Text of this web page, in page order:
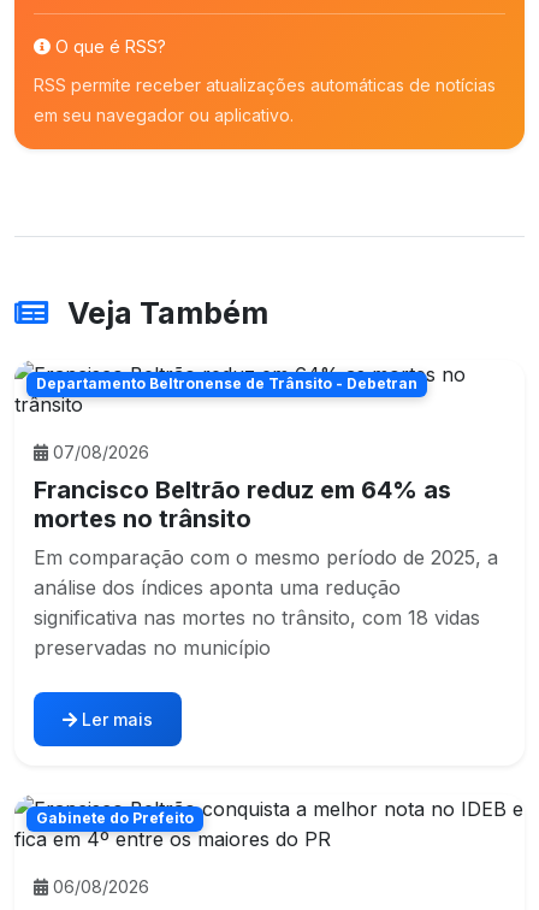
O que é RSS?
RSS permite receber atualizações automáticas de notícias
em seu navegador ou aplicativo.
Veja Também
Departamento Beltronense de Trânsito - Debetran
07/08/2026
Francisco Beltrão reduz em 64% as
mortes no trânsito
Em comparação com o mesmo período de 2025, a
análise dos índices aponta uma redução
significativa nas mortes no trânsito, com 18 vidas
preservadas no município
Ler mais
Gabinete do Prefeito
06/08/2026